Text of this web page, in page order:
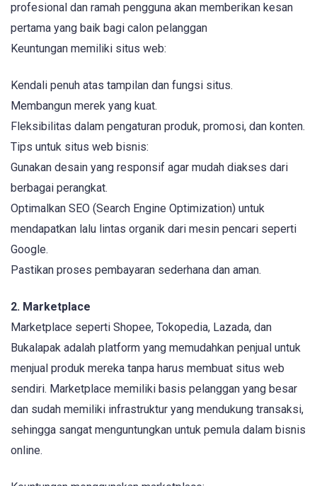
profesional dan ramah pengguna akan memberikan kesan
pertama yang baik bagi calon pelanggan
Keuntungan memiliki situs web:
Kendali penuh atas tampilan dan fungsi situs.
Membangun merek yang kuat.
Fleksibilitas dalam pengaturan produk, promosi, dan konten.
Tips untuk situs web bisnis:
Gunakan desain yang responsif agar mudah diakses dari
berbagai perangkat.
Optimalkan SEO (Search Engine Optimization) untuk
mendapatkan lalu lintas organik dari mesin pencari seperti
Google.
Pastikan proses pembayaran sederhana dan aman.
2. Marketplace
Marketplace seperti Shopee, Tokopedia, Lazada, dan
Bukalapak adalah platform yang memudahkan penjual untuk
menjual produk mereka tanpa harus membuat situs web
sendiri. Marketplace memiliki basis pelanggan yang besar
dan sudah memiliki infrastruktur yang mendukung transaksi,
sehingga sangat menguntungkan untuk pemula dalam bisnis
online.